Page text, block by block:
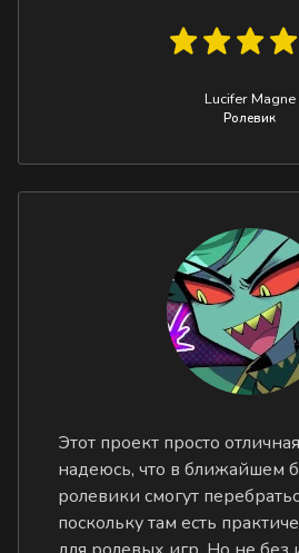
Lucifer Magne
Ролевик
Этот проект просто
надеюсь, что в ближайшем
ролевики смогут
поскольку там есть